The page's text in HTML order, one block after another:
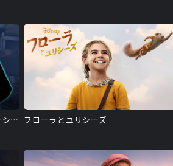
ウルフギャング アメリカン・スターシェフ フローラとユリシーズ